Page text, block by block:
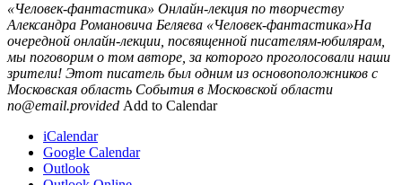
«Человек-фантастика» Онлайн-лекция по творчеству
Александра Романовича Беляева «Человек-фантастика»На
очередной онлайн-лекции, посвященной писателям-юбилярам,
мы поговорим о том авторе, за которого проголосовали наши
зрители! Этот писатель был одним из основоположников с
Московская область События в Московской области
no@email.provided Add to Calendar
iCalendar
Google Calendar
Outlook